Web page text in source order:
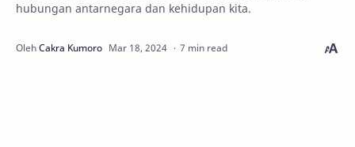
hubungan antarnegara dan kehidupan kita.
7 min read